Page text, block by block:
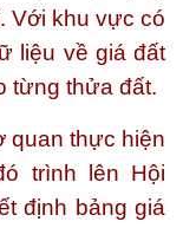
Với khu vực có
liệu về giá đất
từng thửa đất.
quan thực hiện
trình lên Hội
định bảng giá